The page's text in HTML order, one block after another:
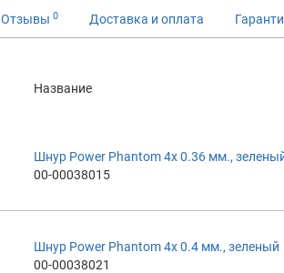
Отзывы 0 Доставка и оплата
Название
Шнур Power Phantom 4x 0.36 мм.,
00-00038015
Шнур Power Phantom 4x 0.4 мм., зеленый
00-00038021